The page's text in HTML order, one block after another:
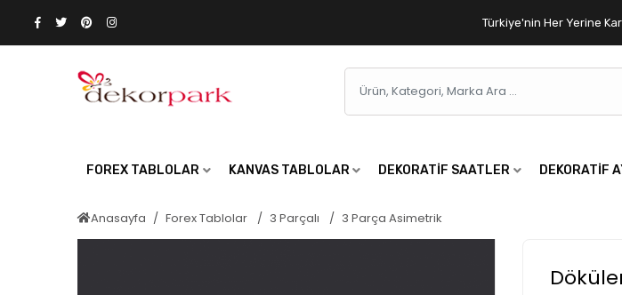
Türkiye'nin Her Yerine
FOREX TABLOLAR KANVAS TABLOLAR DEKORATIF SAATLER DEKORATIF
Anasayfa Forex Tablolar 3 Parçalı 3 Parça Asimetrik